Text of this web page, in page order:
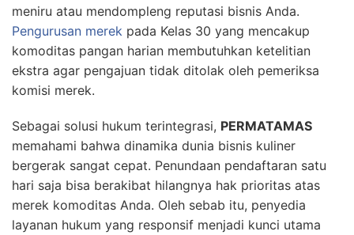
meniru atau mendompleng reputasi bisnis Anda.
Pengurusan merek pada Kelas 30 yang mencakup
komoditas pangan harian membutuhkan ketelitian
ekstra agar pengajuan tidak ditolak oleh pemeriksa
komisi merek.
Sebagai solusi hukum terintegrasi, PERMATAMAS
memahami bahwa dinamika dunia bisnis kuliner
bergerak sangat cepat. Penundaan pendaftaran satu
hari saja bisa berakibat hilangnya hak prioritas atas
merek komoditas Anda. Oleh sebab itu, penyedia
layanan hukum yang responsif menjadi kunci utama